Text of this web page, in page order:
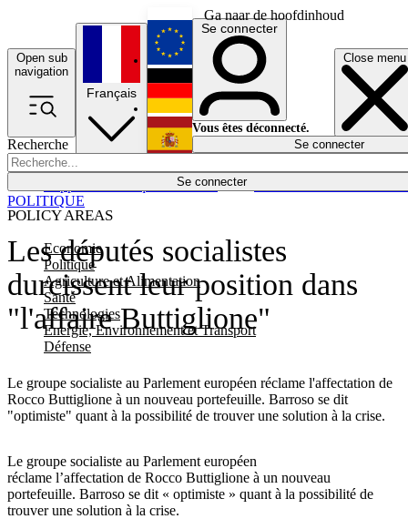
Ga naar de hoofdinhoud
Open sub
navigation
Close menu
Recherche
Se connecter
POLICY AREAS
Economie
Politique
Agriculture et Alimentation
Santé
Technologies
Energie, Environnement et Transport
Défense
Économie
Français
English
Deutsch
Español
Se connecter
Vous êtes déconnecté.
Se connecter
Les députés socialistes
durcissent leur position dans
"l'affaire Buttiglione"
Le groupe socialiste au Parlement européen réclame l'affectation de
Rocco Buttiglione à un nouveau portefeuille. Barroso se dit
"optimiste" quant à la possibilité de trouver une solution à la crise.
POLITIQUE
Le groupe socialiste au Parlement européen
réclame l’affectation de Rocco Buttiglione à un nouveau
portefeuille. Barroso se dit « optimiste » quant à la possibilité de
trouver une solution à la crise.